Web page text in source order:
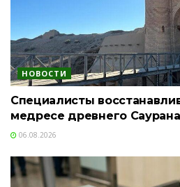
НОВОСТИ
Специалисты
медресе древнего Саурана
06.08.2026